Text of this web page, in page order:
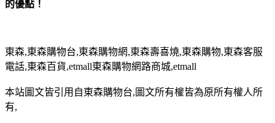
的優點！
東森,東森購物台,東森購物網,東森壽喜燒,東森購物,東森客服
電話,東森百貨,etmall東森購物網路商城,etmall
本站圖文皆引用自東森購物台,圖文所有權皆為原所有權人所
有,